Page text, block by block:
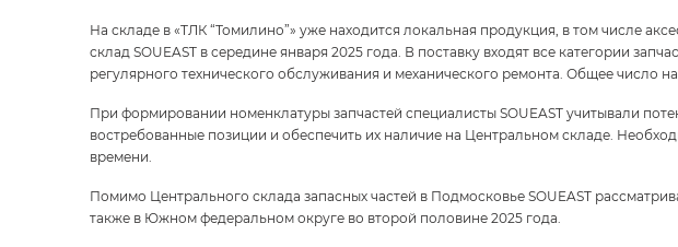
На складе в «ТЛК “Томилино”» уже находится локальная продукция, в том числе
склад SOUEAST в середине января 2025 года. В поставку входят все категории
регулярного технического обслуживания и механического ремонта. Общее число
При формировании номенклатуры запчастей специалисты SOUEAST учитывали
востребованные позиции и обеспечить их наличие на Центральном складе.
времени.
Помимо Центрального склада запасных частей в Подмосковье SOUEAST
также в Южном федеральном округе во второй половине 2025 года.